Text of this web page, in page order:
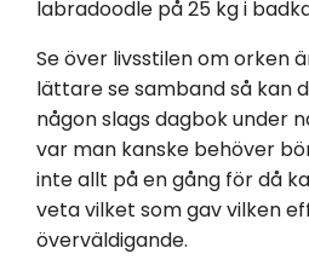
labradoodle på 25 kg i
Se över livsstilen om orken
lättare se samband så kan
någon slags dagbok under
var man kanske behöver
inte allt på en gång för då
veta vilket som gav vilken
överväldigande.